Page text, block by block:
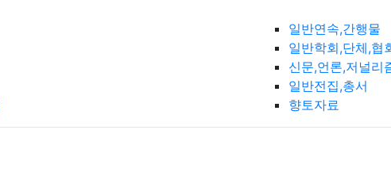
일반연속,간행물
일반학회,단체,협
신문,언론,저널리
일반전집,총서
향토자료